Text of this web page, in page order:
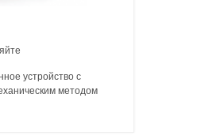
устройство с
методом